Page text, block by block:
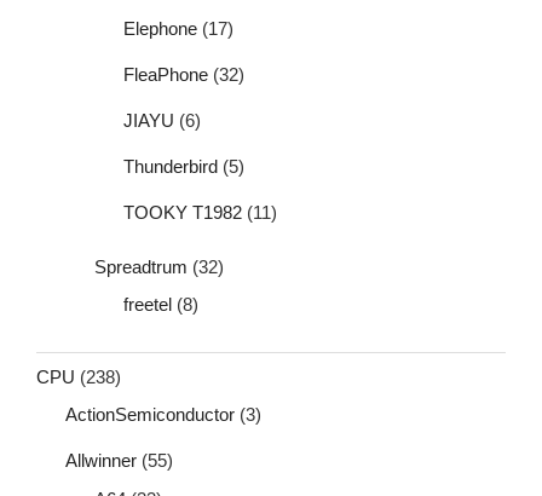
Elephone (17)
FleaPhone (32)
JIAYU (6)
Thunderbird (5)
TOOKY T1982 (11)
Spreadtrum (32)
freetel (8)
CPU (238)
ActionSemiconductor (3)
Allwinner (55)